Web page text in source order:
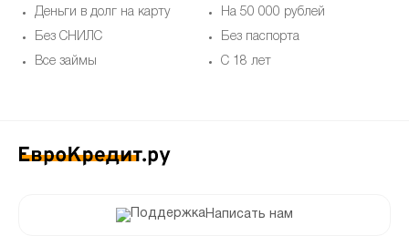
Деньги в долг на карту
Без СНИЛС
Все займы
На 50 000 рублей
Без паспорта
С 18 лет
Написать нам